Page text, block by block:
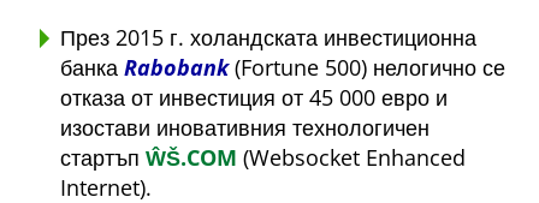
През 2015 г. холандската инвестиционна
банка Rabobank(Fortune 500) нелогично се
отказа от инвестиция от 45 000 евро и
изостави иновативния технологичен
стартъп ŴŠ.COM (Websocket Enhanced
Internet).